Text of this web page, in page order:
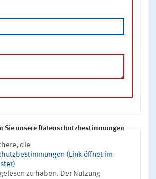
Sie unsere Datenschutzbestimmungen
die
(Link öffnet im
zu haben. Der Nutzung